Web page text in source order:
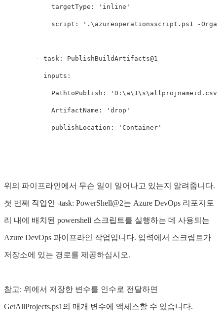
            targetType: 'inline'
script: '.\azureoperationsscript.ps1 -
        - task: PublishBuildArtifacts@1
          inputs:
            PathtoPublish: 'D:\a\1\s\allprojnameid.csv'
            ArtifactName: 'drop'
위의 파이프라인에서 무슨 일이 일어나고 있는지 알려줍니다.
첫 번째 작업인 -task: PowerShell@2는 Azure DevOps 리포지토
리 내에 배치된 powershell 스크립트를 실행하는 데 사용되는
Azure DevOps 파이프라인 작업입니다. 입력에서 스크립트가
저장소에 있는 경로를 제공하십시오.
참고: 위에서 저장한 변수를 인수로 전달하면
GetAllProjects.ps1의 매개 변수에 액세스할 수 있습니다.